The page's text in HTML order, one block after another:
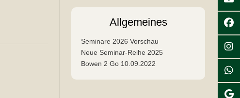
Allgemeines
Seminare 2026 Vorschau
Neue Seminar-Reihe 2025
Bowen 2 Go 10.09.2022